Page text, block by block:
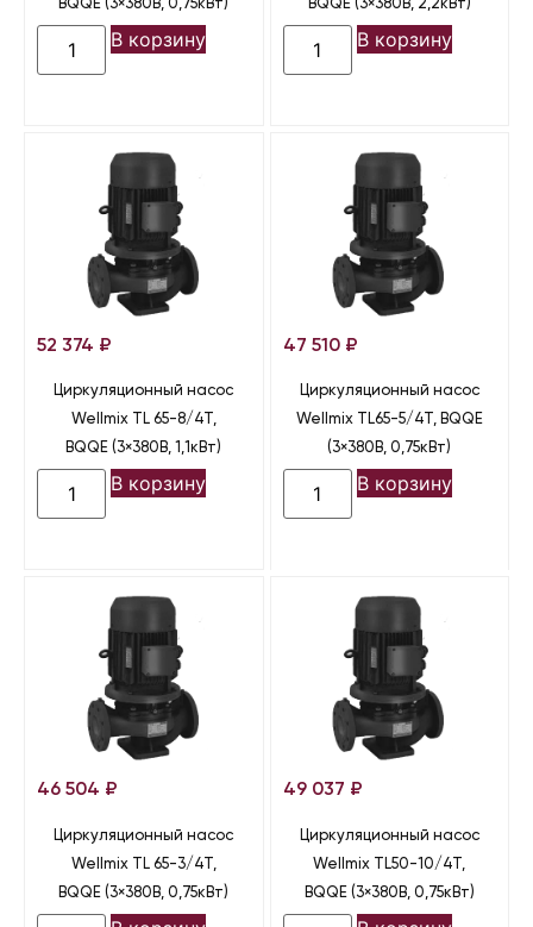
BQQE (3×380В, 0,75кВт)
В корзину
BQQE (3×380В, 2,2кВт)
В корзину
52 374 ₽
Циркуляционный насос
Wellmix TL 65-8/4T,
BQQE (3×380В, 1,1кВт)
В корзину
47 510 ₽
Циркуляционный насос
Wellmix TL65-5/4T, BQQE
(3×380В, 0,75кВт)
В корзину
46 504 ₽
Циркуляционный насос
Wellmix TL 65-3/4T,
BQQE (3×380В, 0,75кВт)
49 037 ₽
Циркуляционный насос
Wellmix TL50-10/4T,
BQQE (3×380В, 0,75кВт)